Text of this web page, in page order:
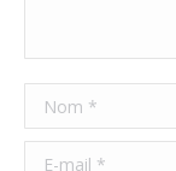
Nom *
E-mail *